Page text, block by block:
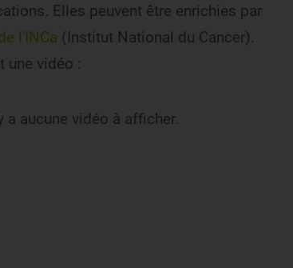
Elles peuvent être enrichies par
l'INCa (Institut National du Cancer).
une vidéo :
a aucune vidéo à afficher.